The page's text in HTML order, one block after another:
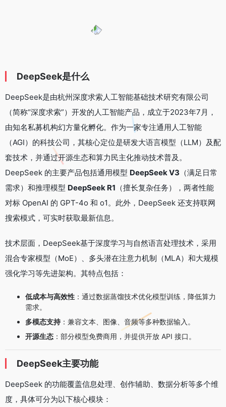
DeepSeek是什么
DeepSeek是由杭州深度求索人工智能基础技术研究有限公司
（简称“深度求索”）开发的人工智能产品，成立于2023年7月，
由知名私募机构幻方量化孵化。作为一家专注通用人工智能
（AGI）的科技公司，其核心定位是研发大语言模型（LLM）及配
套技术，并通过开源生态和算力民主化推动技术普及。
DeepSeek 的主要产品包括通用模型 DeepSeek V3 （满足日常
需求）和推理模型 DeepSeek R1 （擅长复杂任务），两者性能
对标 OpenAI 的 GPT-4o 和 o1。此外，DeepSeek 还支持联网
搜索模式，可实时获取最新信息。
技术层面，DeepSeek基于深度学习与自然语言处理技术，采用
混合专家模型（MoE）、多头潜在注意力机制（MLA）和大规模
强化学习等先进架构。其特点包括：
低成本与高效性 ：通过数据蒸馏技术优化模型训练，降低算力
需求。
多模态支持 ：兼容文本、图像、音频等多种数据输入。
开源生态 ：部分模型免费商用，并提供开放 API 接口。
DeepSeek主要功能
DeepSeek 的功能覆盖信息处理、创作辅助、数据分析等多个维
度，具体可分为以下核心模块：